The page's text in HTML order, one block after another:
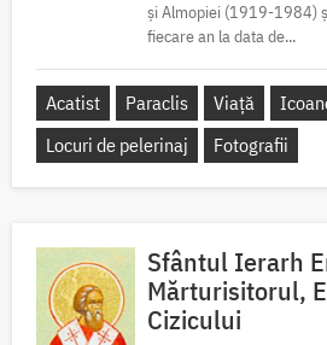
și Almopiei (1919-1984)
fiecare an la data de...
Acatist Paraclis Viață
Locuri de pelerinaj
Fotografii
Sfântul Ierarh
Mărturisitorul,
Cizicului